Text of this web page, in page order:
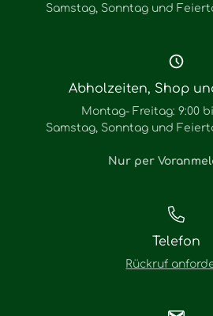
Samstag, Sonntag und
Abholzeiten, Shop
Montag- Freitag: 9:00
Samstag, Sonntag und
Nur per
Telefon
Rückruf